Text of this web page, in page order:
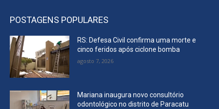
POSTAGENS POPULARES
RS: Defesa Civil confirma uma morte e
cinco feridos após ciclone bomba
agosto 7, 2026
Mariana inaugura novo consultório
odontológico no distrito de Paracatu